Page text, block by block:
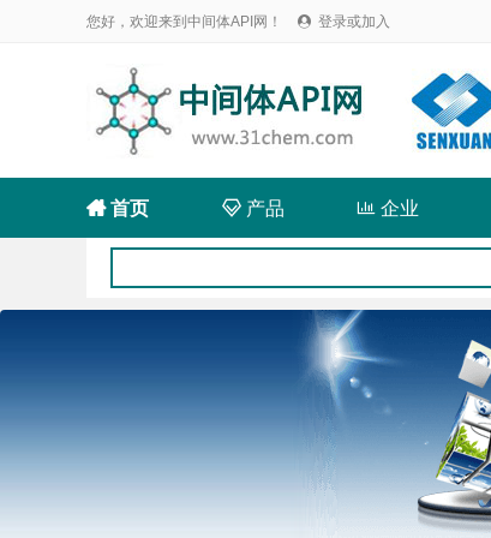
您好，欢迎来到中间体API网！  登录或加入
首页 产品  企业